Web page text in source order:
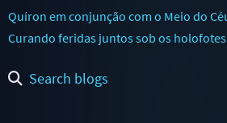
Quíron em conjunção com o Meio do
Curando feridas juntos sob os
Search blogs